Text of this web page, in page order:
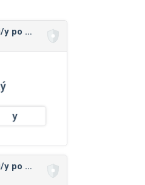
Přejatá slova: psaní i/y po měkkých a tvrdých souhláskách
Přejatá slova: psaní i/y po měkkých a tvrdých souhláskách